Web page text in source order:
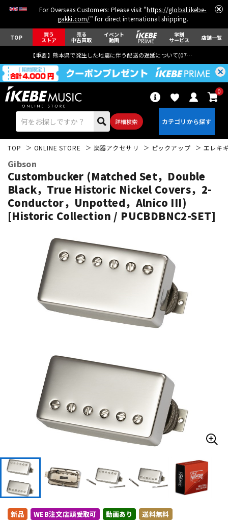
For Overseas Customers: Please visit "https://global.ikebe-
gakki.com/" for direct international shipping.
TOP 買う
ストア
売る
中古買取
イベント
動画
学割
サービス 店舗一覧
【重要】熊本県で発生した地震に伴う配送の遅延について(07月29日
詳細検索
0
エレキギター アコギ/エレアコ
ベース
ドラム パーカッション
キーボード 電子ピアノ
アンプ エフェクター
DJ機器 DTM
レコーディング機器
TOP ONLINE STORE 楽器アクセサリ ピックアップ エレキ
Gibson
Custombucker (Matched Set，Double
Black，True Historic Nickel Covers，2-
Conductor，Unpotted，Alnico III)
[Historic Collection / PUCBDBNC2-SET]
新品 WEB注文店頭受取可 動画あり 送料無料